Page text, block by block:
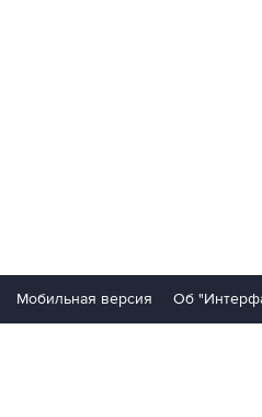
Мобильная версия Об